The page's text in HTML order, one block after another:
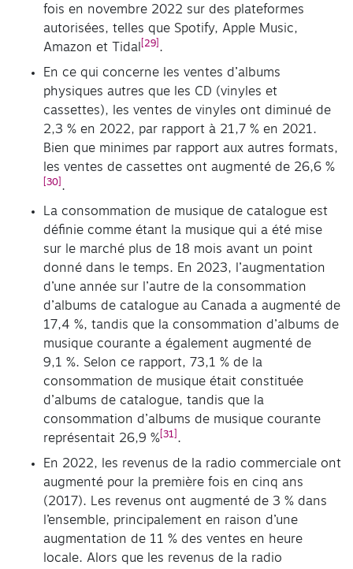
fois en novembre 2022 sur des plateformes
autorisées, telles que Spotify, Apple Music,
Amazon et Tidal
[29] .
En ce qui concerne les ventes d’albums
physiques autres que les CD (vinyles et
cassettes), les ventes de vinyles ont diminué de
2,3 % en 2022, par rapport à 21,7 % en 2021.
Bien que minimes par rapport aux autres formats,
les ventes de cassettes ont augmenté de 26,6 %
[30] .
La consommation de musique de catalogue est
définie comme étant la musique qui a été mise
sur le marché plus de 18 mois avant un point
donné dans le temps. En 2023, l’augmentation
d’une année sur l’autre de la consommation
d’albums de catalogue au Canada a augmenté de
17,4 %, tandis que la consommation d’albums de
musique courante a également augmenté de
9,1 %. Selon ce rapport, 73,1 % de la
consommation de musique était constituée
d’albums de catalogue, tandis que la
consommation d’albums de musique courante
représentait 26,9 % [31] .
En 2022, les revenus de la radio commerciale ont
augmenté pour la première fois en cinq ans
(2017). Les revenus ont augmenté de 3 % dans
l’ensemble, principalement en raison d’une
augmentation de 11 % des ventes en heure
locale. Alors que les revenus de la radio